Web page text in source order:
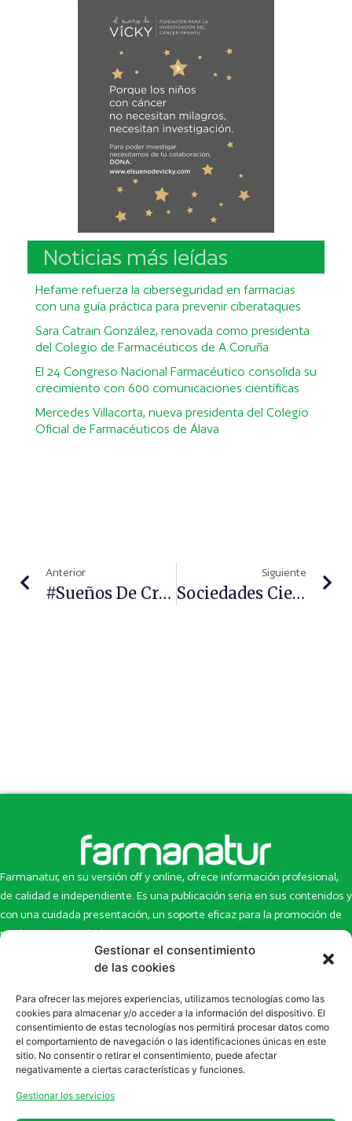
Gestionar el consentimiento
de las cookies
Para ofrecer las mejores experiencias, utilizamos tecnologías como las
cookies para almacenar y/o acceder a la información del dispositivo. El
consentimiento de estas tecnologías nos permitirá procesar datos como
el comportamiento de navegación o las identificaciones únicas en este
sitio. No consentir o retirar el consentimiento, puede afectar
negativamente a ciertas características y funciones.
Gestionar los servicios
Noticias más leídas
Hefame refuerza la ciberseguridad en farmacias
con una guía práctica para prevenir ciberataques
Sara Catrain González, renovada como presidenta
del Colegio de Farmacéuticos de A Coruña
El 24 Congreso Nacional Farmacéutico consolida su
crecimiento con 600 comunicaciones científicas
Mercedes Villacorta, nueva presidenta del Colegio
Oficial de Farmacéuticos de Álava
Anterior
#Sueños De Cristal, Una Novela Que Llevará Salud A Haití
Siguiente
Sociedades Científicas, Pacientes, Periodistas Y Expertos Del Mundo Del Arte Y La Fotografía Premian La Ilusión De Ser Padres
Farmanatur, en su versión off y online, ofrece información profesional,
de calidad e independiente. Es una publicación seria en sus contenidos y
con una cuidada presentación, un soporte eficaz para la promoción de
productos y novedades.
Inicio
Newsletter
Eco Multimedia
Contacto
Artículos
Escaparate
Enlaces de interés
SUSCRÍBETE A NUESTRO NEWSLETTER
la sección deNewsletter